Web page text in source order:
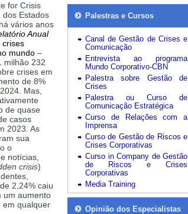
for Crisis
dos Estados
vários anos
Anual
crises
mundo –
milhão 232
crises em
de 8%
Mas,
de quase
casos
2023. As
sua
o
notícias,
crisis)
2,24% caiu
um aumento
em qualquer
Palestras e Cursos
Canal de Gestão de Crises e
Comunicação
Entrevista ao programa
Mundo Corporativo-CBN
Palestra sobre Gestão de
Crises
Palestra ou Curso de
Comunicação Estratégica
Curso de Relações com a
Imprensa
Curso de Gestão de Riscos e
Crises Corporativas
Curso in Company de Gestão
de Riscos e Crises
Corporativas
Media Training
Opinião dos Especialistas